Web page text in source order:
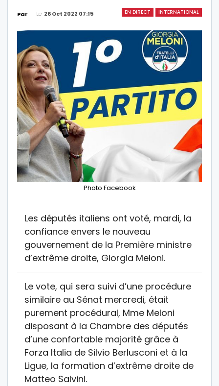
EN DIRECT INTERNATIONAL
Par Le 26 Oct 2022 07:15
Photo Facebook
Les députés italiens ont voté, mardi, la
confiance envers le nouveau
gouvernement de la Première ministre
d’extrême droite, Giorgia Meloni.
Le vote, qui sera suivi d’une procédure
similaire au Sénat mercredi, était
purement procédural, Mme Meloni
disposant à la Chambre des députés
d’une confortable majorité grâce à
Forza Italia de Silvio Berlusconi et à la
Ligue, la formation d’extrême droite de
Matteo Salvini.